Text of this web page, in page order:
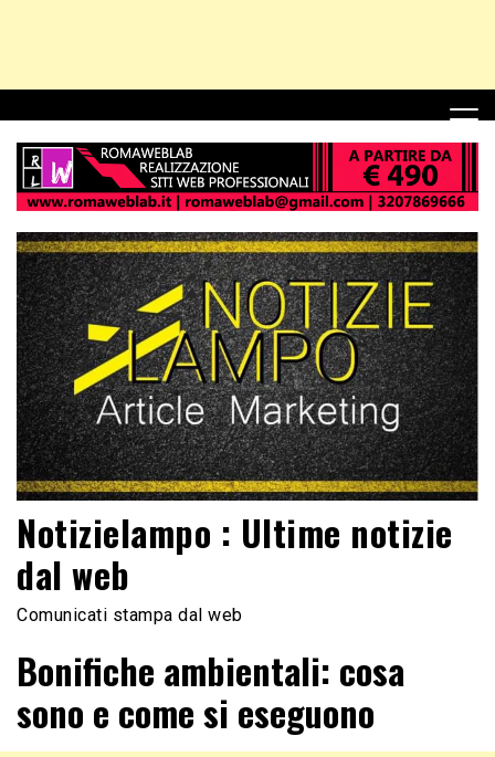
Notizielampo : Ultime notizie
dal web
Comunicati stampa dal web
Bonifiche ambientali: cosa
sono e come si eseguono